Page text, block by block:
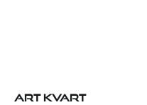
ART KVART